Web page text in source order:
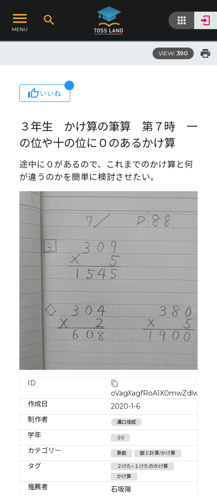
MENU
VIEW: 390
いいね
３年生 かけ算の筆算 第７時 一
の位や十の位に０のあるかけ算
途中に０があるので、これまでのかけ算と何
が違うのかを簡単に検討させたい。
ID
oVagXagfRoA1X0mwZdlw
作成日
2020-1-6
制作者
溝口佳成
学年 小3
カテゴリー 算数 数と計算/かけ算
タグ
２けた×１けたのかけ算
かけ算
推薦者
石坂陽